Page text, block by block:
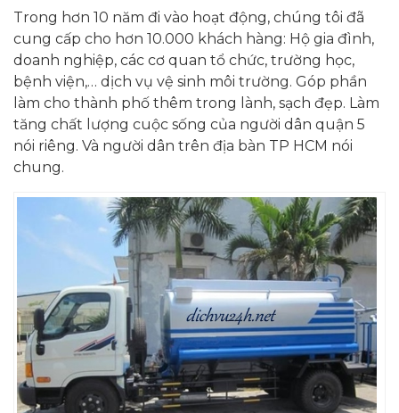
Trong hơn 10 năm đi vào hoạt động, chúng tôi đã
cung cấp cho hơn 10.000 khách hàng: Hộ gia đình,
doanh nghiệp, các cơ quan tổ chức, trường học,
bệnh viện,… dịch vụ vệ sinh môi trường. Góp phần
làm cho thành phố thêm trong lành, sạch đẹp. Làm
tăng chất lượng cuộc sống của người dân quận 5
nói riêng. Và người dân trên địa bàn TP HCM nói
chung.